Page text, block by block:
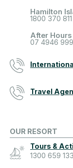
Hamilton
1800 370 811
After Hours
07 4946
Travel
OUR RESORT
Tours &
1300 659 133